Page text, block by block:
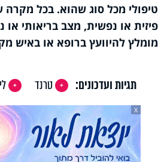
טיפולי מכל סוג שהוא. בכל מקרה
פיזית או נפשית, מצב בריאותי או
מומלץ להיוועץ ברופא או באיש
תגיות ועדכונים: טרנד
X